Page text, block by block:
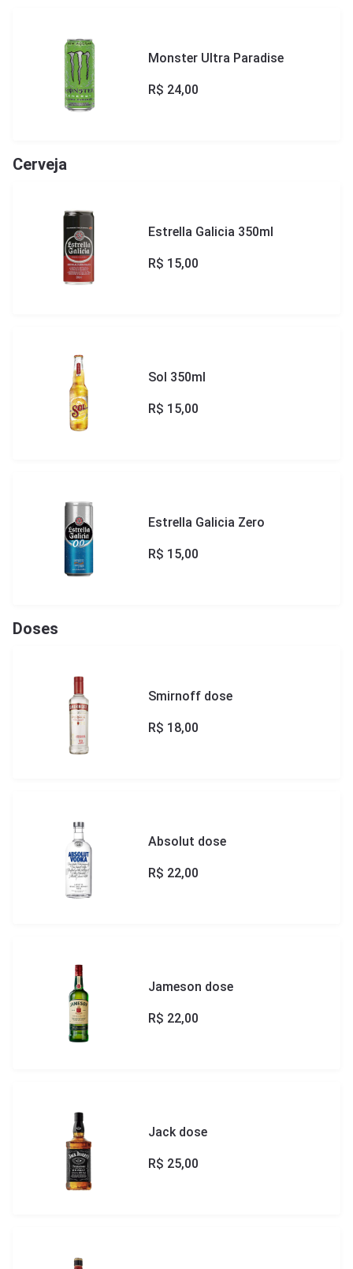
Monster Ultra Paradise
R$ 24,00
Cerveja
Estrella Galicia 350ml
R$ 15,00
Sol 350ml
R$ 15,00
Estrella Galicia Zero
R$ 15,00
Doses
Smirnoff dose
R$ 18,00
Absolut dose
R$ 22,00
Jameson dose
R$ 22,00
Jack dose
R$ 25,00